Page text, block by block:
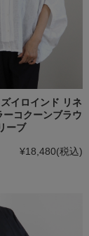
イロインド リネ
ーコクーンブラウ
ーブ
¥18,480(税込)